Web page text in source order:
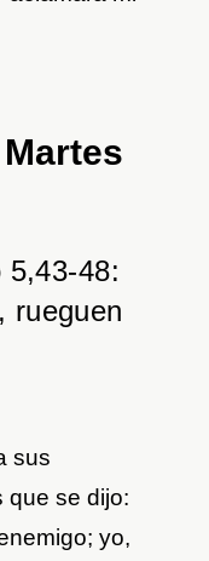
48:
rueguen
sus
que se dijo:
yo,